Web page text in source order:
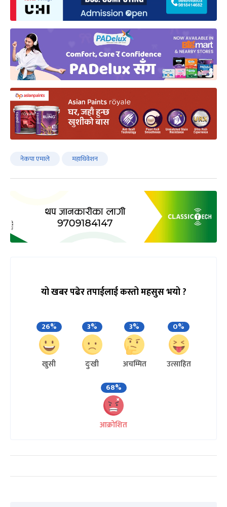
नेकपा एमाले महाधिवेशन
यो खबर पढेर तपाईलाई कस्तो महसुस भयो ?
26%
खुसी
3%
दुःखी
3%
अचम्मित
0%
उत्साहित
68%
आक्रोशित